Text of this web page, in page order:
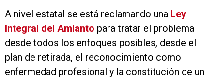
A nivel estatal se está reclamando una Ley
Integral del Amianto para tratar el problema
desde todos los enfoques posibles, desde el
plan de retirada, el reconocimiento como
enfermedad profesional y la constitución de un